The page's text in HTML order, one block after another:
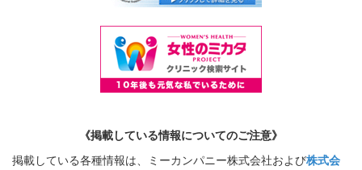
《掲載している情報についてのご注意》
掲載している各種情報は、ミーカンパニー株式会社および株式会